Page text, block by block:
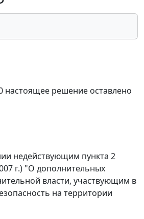
настоящее решение оставлено
недействующим пункта 2
г.) "О дополнительных
власти, участвующим в
на территории